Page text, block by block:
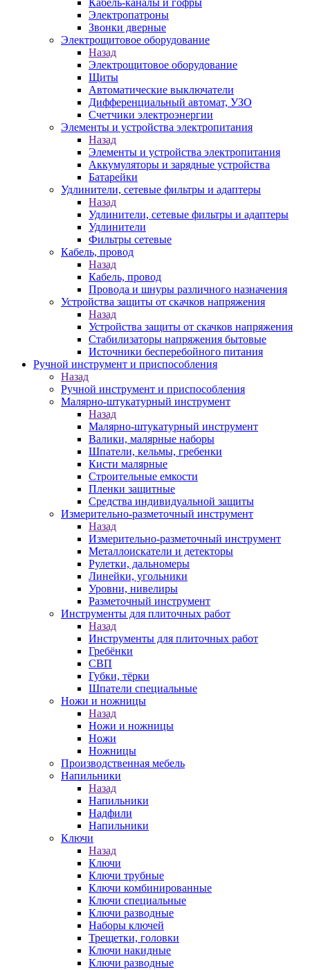
Кабель-каналы и гофры
Электропатроны
Звонки дверные
Электрощитовое оборудование
Назад
Электрощитовое оборудование
Щиты
Автоматические выключатели
Дифференциальный автомат, УЗО
Счетчики электроэнергии
Элементы и устройства электропитания
Назад
Элементы и устройства электропитания
Аккумуляторы и зарядные устройства
Батарейки
Удлинители, сетевые фильтры и адаптеры
Назад
Удлинители, сетевые фильтры и адаптеры
Удлинители
Фильтры сетевые
Кабель, провод
Назад
Кабель, провод
Провода и шнуры различного назначения
Устройства защиты от скачков напряжения
Назад
Устройства защиты от скачков напряжения
Стабилизаторы напряжения бытовые
Источники бесперебойного питания
Ручной инструмент и приспособления
Назад
Ручной инструмент и приспособления
Малярно-штукатурный инструмент
Назад
Малярно-штукатурный инструмент
Валики, малярные наборы
Шпатели, кельмы, гребенки
Кисти малярные
Строительные емкости
Пленки защитные
Средства индивидуальной защиты
Измерительно-разметочный инструмент
Назад
Измерительно-разметочный инструмент
Металлоискатели и детекторы
Рулетки, дальномеры
Линейки, угольники
Уровни, нивелиры
Разметочный инструмент
Инструменты для плиточных работ
Назад
Инструменты для плиточных работ
Гребёнки
СВП
Губки, тёрки
Шпатели специальные
Ножи и ножницы
Назад
Ножи и ножницы
Ножи
Ножницы
Производственная мебель
Напильники
Назад
Напильники
Надфили
Напильники
Ключи
Назад
Ключи
Ключи трубные
Ключи комбинированные
Ключи специальные
Ключи разводные
Наборы ключей
Трещетки, головки
Ключи накидные
Ключи разводные